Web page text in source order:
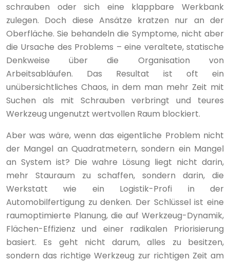
schrauben oder sich eine klappbare Werkbank
zulegen. Doch diese Ansätze kratzen nur an der
Oberfläche. Sie behandeln die Symptome, nicht aber
die Ursache des Problems – eine veraltete, statische
Denkweise über die Organisation von
Arbeitsabläufen. Das Resultat ist oft ein
unübersichtliches Chaos, in dem man mehr Zeit mit
Suchen als mit Schrauben verbringt und teures
Werkzeug ungenutzt wertvollen Raum blockiert.
Aber was wäre, wenn das eigentliche Problem nicht
der Mangel an Quadratmetern, sondern ein Mangel
an System ist? Die wahre Lösung liegt nicht darin,
mehr Stauraum zu schaffen, sondern darin, die
Werkstatt wie ein Logistik-Profi in der
Automobilfertigung zu denken. Der Schlüssel ist eine
raumoptimierte Planung, die auf Werkzeug-Dynamik,
Flächen-Effizienz und einer radikalen Priorisierung
basiert. Es geht nicht darum, alles zu besitzen,
sondern das richtige Werkzeug zur richtigen Zeit am